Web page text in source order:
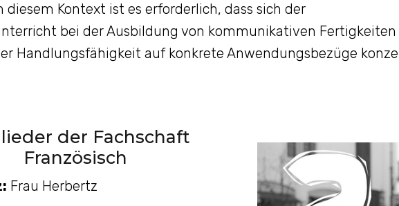
Kontext ist es erforderlich, dass sich der
bei der Ausbildung von kommunikativen
Handlungsfähigkeit auf konkrete Anwendungsbezüge
der Fachschaft
Französisch
Frau Herbertz